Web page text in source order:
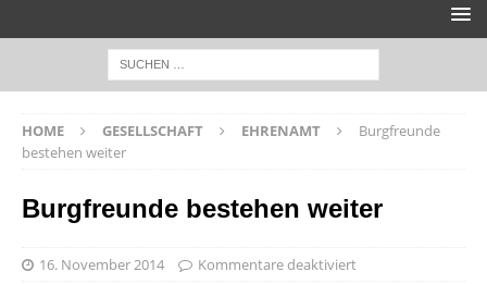
HOME GESELLSCHAFT EHRENAMT
Burgfreunde
bestehen weiter
Burgfreunde bestehen weiter
16. November 2014 Kommentare deaktiviert